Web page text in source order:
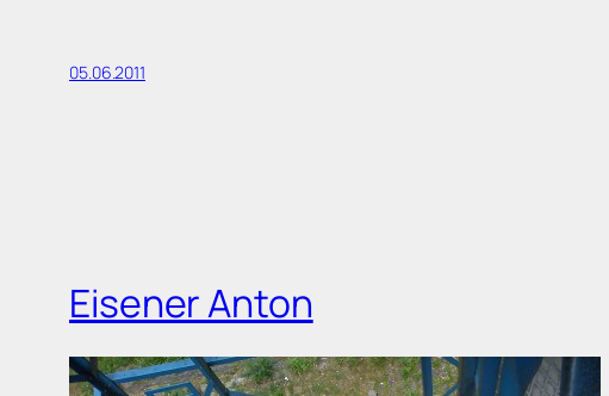
05.06.2011
Eisener Anton